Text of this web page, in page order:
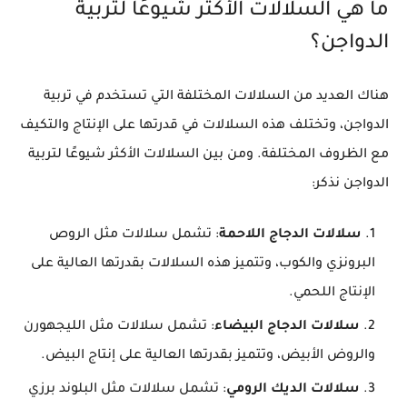
ما هي السلالات الأكثر شيوعًا لتربية
الدواجن؟
هناك العديد من السلالات المختلفة التي تستخدم في تربية
الدواجن، وتختلف هذه السلالات في قدرتها على الإنتاج والتكيف
مع الظروف المختلفة. ومن بين السلالات الأكثر شيوعًا لتربية
الدواجن نذكر:
سلالات الدجاج اللاحمة: تشمل سلالات مثل الروص
البرونزي والكوب، وتتميز هذه السلالات بقدرتها العالية على
الإنتاج اللحمي.
سلالات الدجاج البيضاء: تشمل سلالات مثل الليجهورن
والروض الأبيض، وتتميز بقدرتها العالية على إنتاج البيض.
سلالات الديك الرومي: تشمل سلالات مثل البلوند برزي